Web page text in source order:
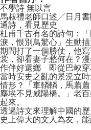
不學詩 無以言
馬叔禮老師口述╱日月書
通詩，看見歷史
杜甫千古有名的詩句：
淚，恨別鳥驚心」生動
期間打了一個勝仗，他
裳，卻看妻子愁何在？
作伴好還鄉 即從巴峽穿
當時安史之亂的景況立
情形？「車轔轔，馬蕭
塵埃不見咸陽橋。」老
起來。
透過詩文來理解中國的
史上偉大的文人為友，